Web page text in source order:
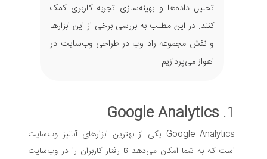
تحلیل داده‌ها و بهینه‌سازی تجربه کاربری کمک
کنند. در این مطلب به بررسی برخی از این ابزارها
و نقش مجموعه راد وب در طراحی وب‌سایت در
اهواز می‌پردازیم.
Google Analytics
Google Analytics یکی از بهترین ابزارهای آنالیز وب‌سایت
است که به شما امکان می‌دهد تا رفتار کاربران را در وب‌سایت